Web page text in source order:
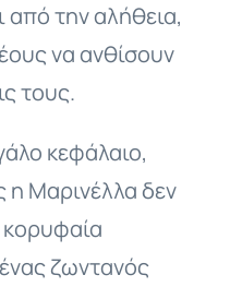
από την αλήθεια,
να ανθίσουν
τους.
κεφάλαιο,
η Μαρινέλλα δεν
ζωντανός